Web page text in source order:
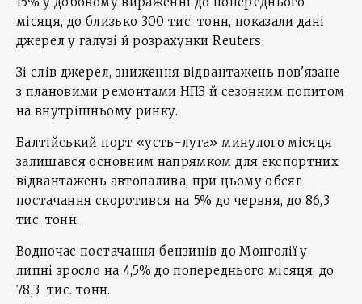
місяця, до близько 300 тис. тонн, показали дані
джерел у галузі й розрахунки Reuters.
Зі слів джерел, зниження відвантажень пов'язане
з плановими ремонтами НПЗ й сезонним попитом
на внутрішньому ринку.
Балтійський порт «усть-луга» минулого місяця
залишався основним напрямком для експортних
відвантажень автопалива, при цьому обсяг
постачання скоротився на 5% до червня, до 86,3
тис. тонн.
Водночас постачання бензинів до Монголії у
липні зросло на 4,5% до попереднього місяця, до
78,3 тис. тонн.